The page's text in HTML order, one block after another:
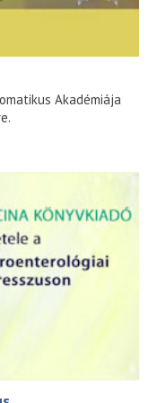
Akadémiája